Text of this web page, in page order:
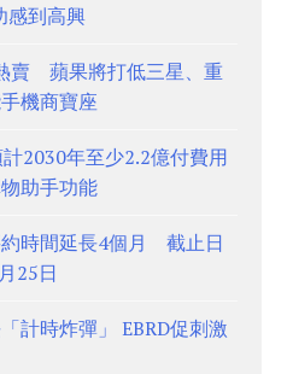
感到高興
賣 蘋果將打低三星、重
機商寶座
2030年至少2.2億付費用
助手功能
時間延長4個月 截止日
25日
計時炸彈」 EBRD促刺激